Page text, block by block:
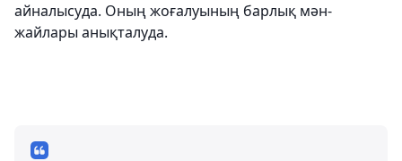
айналысуда. Оның жоғалуының барлық мән-
жайлары анықталуда.